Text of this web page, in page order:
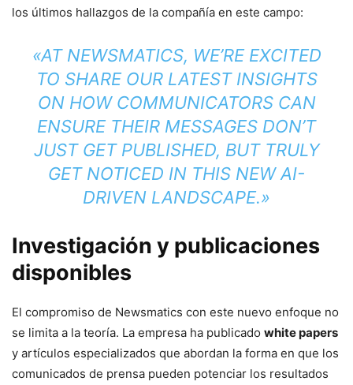
los últimos hallazgos de la compañía en este campo:
«AT NEWSMATICS, WE’RE EXCITED
TO SHARE OUR LATEST INSIGHTS
ON HOW COMMUNICATORS CAN
ENSURE THEIR MESSAGES DON’T
JUST GET PUBLISHED, BUT TRULY
GET NOTICED IN THIS NEW AI-
DRIVEN LANDSCAPE.»
Investigación y publicaciones
disponibles
El compromiso de Newsmatics con este nuevo enfoque no
se limita a la teoría. La empresa ha publicado white papers
y artículos especializados que abordan la forma en que los
comunicados de prensa pueden potenciar los resultados